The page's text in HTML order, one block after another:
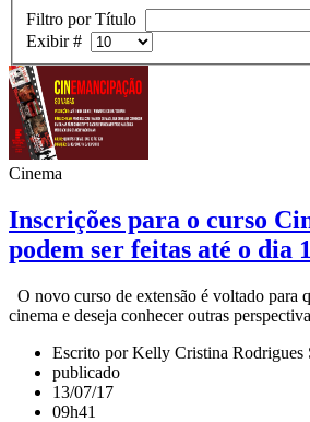
Filtro por Título
Exibir #
Cinema
Inscrições para o curso
podem ser feitas até o dia
O novo curso de extensão é voltado para
cinema e deseja conhecer outras
Escrito por Kelly Cristina Rodrigues
publicado
13/07/17
09h41